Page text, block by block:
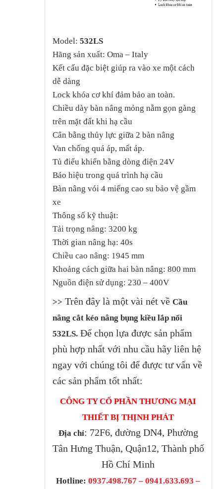
Model: 532LS
Hãng sản xuất: Oma – Italy
Kết cấu đặc biệt giúp ra vào xe một cách
dễ dàng
Lock khóa cơ khí đảm bảo an toàn.
Chiều dày bàn nâng mỏng nằm gọn gàng
trên mặt đất khi hạ cầu
Cân bằng thủy lực giữa 2 bàn nâng
Van chống quá áp, mất áp.
Tủ điểu khiển bằng dòng điện 24V
Báo hiệu trong quá trình hạ cầu
Bàn nâng vói 4 miếng cao su bảo vệ gầm
xe
Thông số kỹ thuật:
Tải trọng nâng: 3200 kg
Thời gian nâng hạ: 40s
Chiều cao nâng: 1945 mm
Khoảng cách giữa hai bàn nâng: 800 mm
Nguồn điện sử dụng: 230 – 400V
>> Trên đây là một vài nét về Cầu
nâng cắt kéo nâng bụng kiều lắp nổi
532LS.Để chọn lựa được sản phẩm
phù hợp nhất với nhu cầu hãy liên hệ
ngay với chúng tôi để được tư vấn về
các sản phẩm tốt nhất:
CÔNG TY CỔ PHẦN THƯƠNG MẠI
THIẾT BỊ THỊNH PHÁT
Địa chỉ: 72F6, đường DN4, Phường
Tân Hưng Thuận, Quận12, Thành phố
Hồ Chí Minh
Hotline: 0937.498.767 – 0941.633.693 –